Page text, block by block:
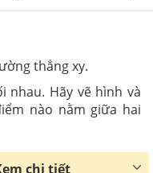
thẳng xy.
nhau. Hãy vẽ hình và
nào nằm giữa hai
chi tiết